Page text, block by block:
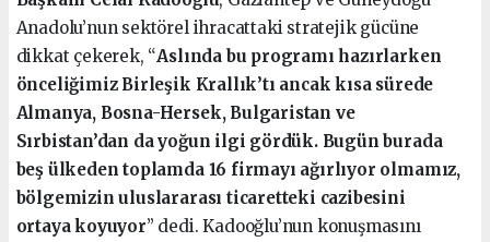
Anadolu’nun sektörel ihracattaki stratejik gücüne
dikkat çekerek, “Aslında bu programı hazırlarken
önceliğimiz Birleşik Krallık’tı ancak kısa sürede
Almanya, Bosna-Hersek, Bulgaristan ve
Sırbistan’dan da yoğun ilgi gördük. Bugün burada
beş ülkeden toplamda 16 firmayı ağırlıyor olmamız,
bölgemizin uluslararası ticaretteki cazibesini
ortaya koyuyor” dedi. Kadooğlu’nun konuşmasını